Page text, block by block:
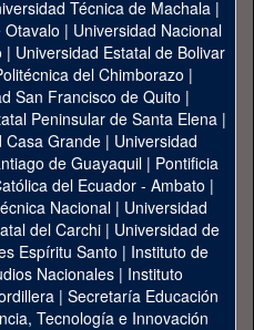
Técnica de Machala|
Otavalo | Universidad Nacional
| Universidad Estatal de Bolivar
del Chimborazo |
San Francisco de Quito |
Peninsular de Santa Elena|
Casa Grande | Universidad
de Guayaquil| Pontificia
del Ecuador - Ambato |
Nacional| Universidad
del Carchi| Universidad de
Espíritu Santo | Instituto de
Nacionales | Instituto
| Secretaría Educación
Tecnología e Innovación